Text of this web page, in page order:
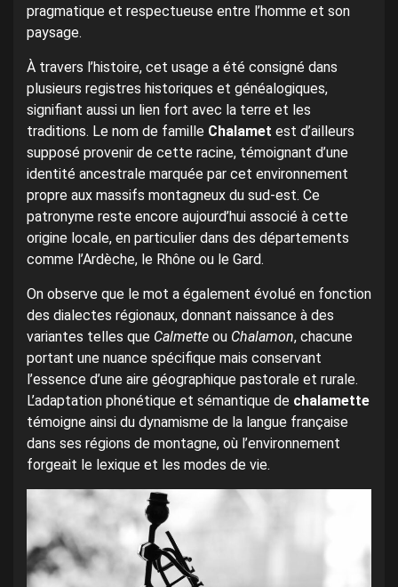
pragmatique et respectueuse entre l’homme et son
paysage.
À travers l’histoire, cet usage a été consigné dans
plusieurs registres historiques et généalogiques,
signifiant aussi un lien fort avec la terre et les
traditions. Le nom de famille Chalamet est d’ailleurs
supposé provenir de cette racine, témoignant d’une
identité ancestrale marquée par cet environnement
propre aux massifs montagneux du sud-est. Ce
patronyme reste encore aujourd’hui associé à cette
origine locale, en particulier dans des départements
comme l’Ardèche, le Rhône ou le Gard.
On observe que le mot a également évolué en fonction
des dialectes régionaux, donnant naissance à des
variantes telles que Calmette ou Chalamon, chacune
portant une nuance spécifique mais conservant
l’essence d’une aire géographique pastorale et rurale.
L’adaptation phonétique et sémantique de chalamette
témoigne ainsi du dynamisme de la langue française
dans ses régions de montagne, où l’environnement
forgeait le lexique et les modes de vie.